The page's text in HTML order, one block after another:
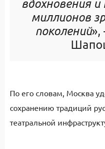
вдохновения
миллионов
поколений»,
По его словам, Москва
сохранению традиций
театральной